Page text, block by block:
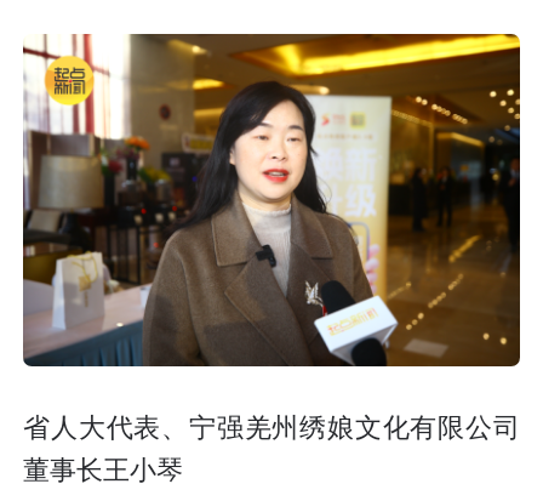
省人大代表、宁强羌州绣娘文化有限公司
董事长王小琴